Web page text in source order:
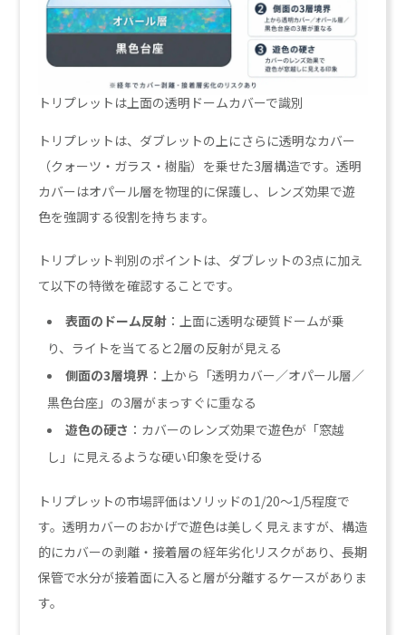
トリプレットは上面の透明ドームカバーで識別
トリプレットは、ダブレットの上にさらに透明なカバー
（クォーツ・ガラス・樹脂）を乗せた3層構造です。透明
カバーはオパール層を物理的に保護し、レンズ効果で遊
色を強調する役割を持ちます。
トリプレット判別のポイントは、ダブレットの3点に加え
て以下の特徴を確認することです。
表面のドーム反射 ：上面に透明な硬質ドームが乗
り、ライトを当てると2層の反射が見える
側面の3層境界 ：上から「透明カバー／オパール層／
黒色台座」の3層がまっすぐに重なる
遊色の硬さ ：カバーのレンズ効果で遊色が「窓越
し」に見えるような硬い印象を受ける
トリプレットの市場評価はソリッドの1/20〜1/5程度で
す。透明カバーのおかげで遊色は美しく見えますが、構造
的にカバーの剥離・接着層の経年劣化リスクがあり、長期
保管で水分が接着面に入ると層が分離するケースがありま
す。